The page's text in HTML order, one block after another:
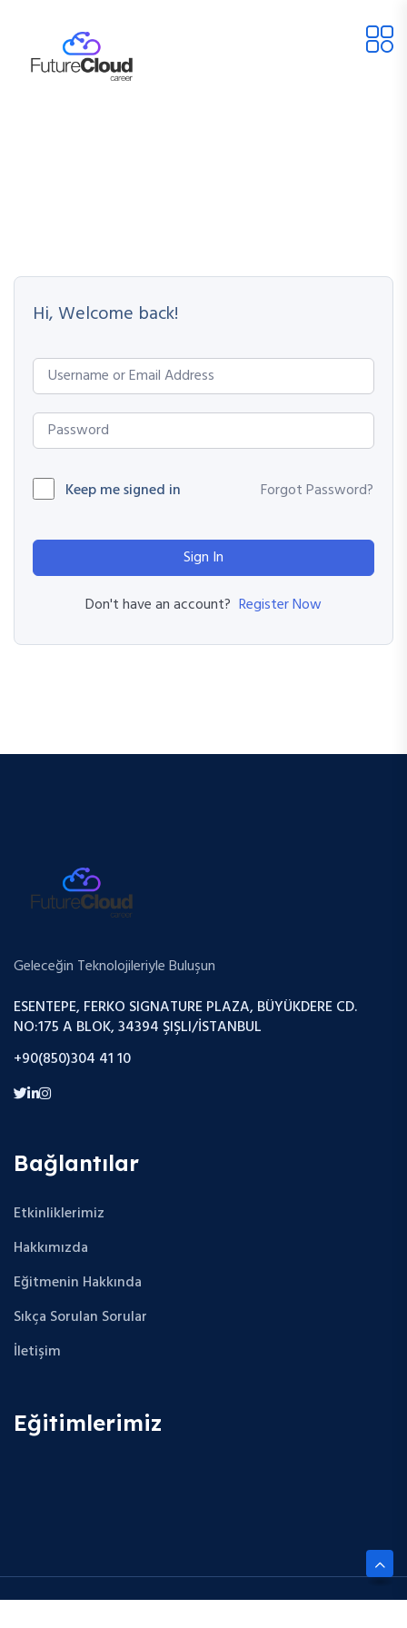
Hi, Welcome back!
Keep me signed in Forgot Password?
Sign In
Don't have an account? Register Now
Geleceğin Teknolojileriyle Buluşun
ESENTEPE, FERKO SIGNATURE PLAZA, BÜYÜKDERE CD.
NO:175 A BLOK, 34394 ŞIŞLI/İSTANBUL
+90(850)304 41 10
Bağlantılar
Etkinliklerimiz
Hakkımızda
Eğitmenin Hakkında
Sıkça Sorulan Sorular
İletişim
Eğitimlerimiz